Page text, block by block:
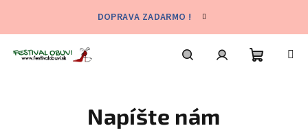
obsah
DOPRAVA ZADARMO !
Napíšte nám